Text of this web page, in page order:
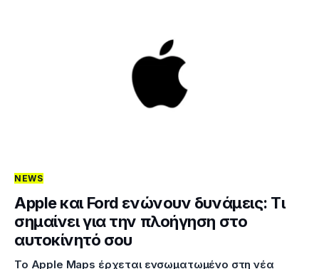
NEWS
Apple και Ford ενώνουν δυνάμεις: Τι
σημαίνει για την πλοήγηση στο
αυτοκίνητό σου
Το Apple Maps έρχεται ενσωματωμένο στη νέα